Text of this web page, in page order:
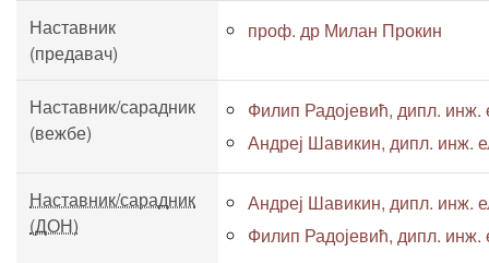
Наставник
(предавач)
проф. др Милан Прокин
Наставник/сарадник
(вежбе)
Филип Радојевић, дипл. инж.
Андреј Шавикин, дипл. инж.
Наставник/сарадник
(ДОН)
Андреј Шавикин, дипл. инж.
Филип Радојевић, дипл. инж.